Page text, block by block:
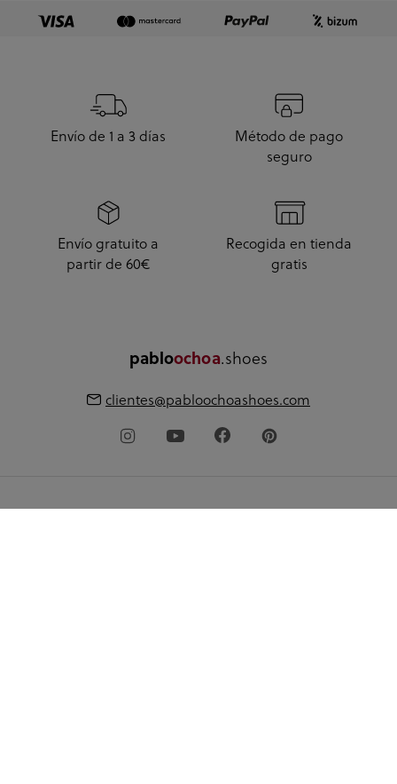
Envío de 1 a 3 días
Método de pago
seguro
Envío gratuito a
partir de 60€
Recogida en tienda
gratis
pabloochoa.shoes
clientes@pabloochoashoes.com